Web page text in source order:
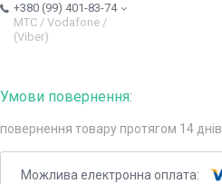
+380 (99) 401-83-74
МТС / Vodafone /
(Viber)
повернення товару протягом 14 днів